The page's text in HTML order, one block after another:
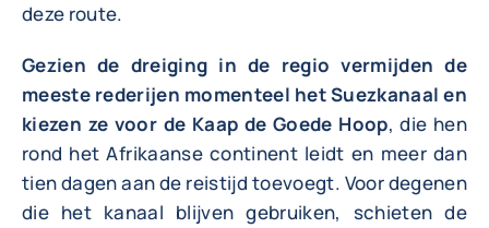
deze route.
Gezien de dreiging in de regio vermijden de
meeste rederijen momenteel het Suezkanaal en
kiezen ze voor de Kaap de Goede Hoop, die hen
rond het Afrikaanse continent leidt en meer dan
tien dagen aan de reistijd toevoegt. Voor degenen
die het kanaal blijven gebruiken, schieten de